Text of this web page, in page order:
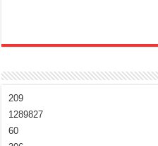
209
1289827
60